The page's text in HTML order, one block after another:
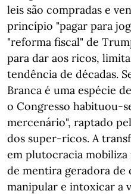
leis são compradas e
princípio "pagar para
"reforma fiscal" de
para dar aos ricos,
tendência de décadas.
Branca é uma espécie
o Congresso habituou-
mercenário", raptado
dos super-ricos. A
em plutocracia
de mentira geradora de
manipular e intoxicar a